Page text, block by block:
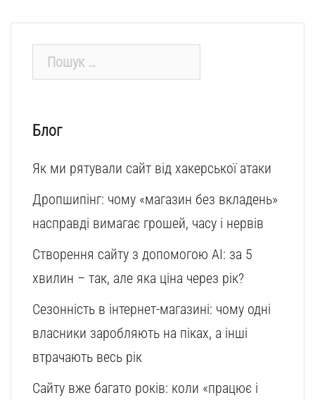
Пошук:
Блог
Як ми рятували сайт від хакерської атаки
Дропшипінг: чому «магазин без вкладень»
насправді вимагає грошей, часу і нервів
Створення сайту з допомогою AI: за 5
хвилин – так, але яка ціна через рік?
Сезонність в інтернет-магазині: чому одні
власники заробляють на піках, а інші
втрачають весь рік
Сайту вже багато років: коли «працює і